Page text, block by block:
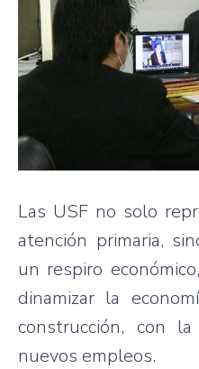
Las USF no solo
atención primaria,
un respiro
dinamizar la
construcción, con
nuevos empleos.